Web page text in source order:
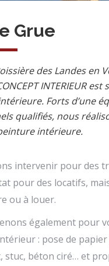
Grue
des Landes en
INTERIEUR est
Forts d’une
qualifiés, nous
intérieure.
intervenir pour des
pour des locatifs,
ou à louer.
également pour
: pose de
stuc, béton ciré… et